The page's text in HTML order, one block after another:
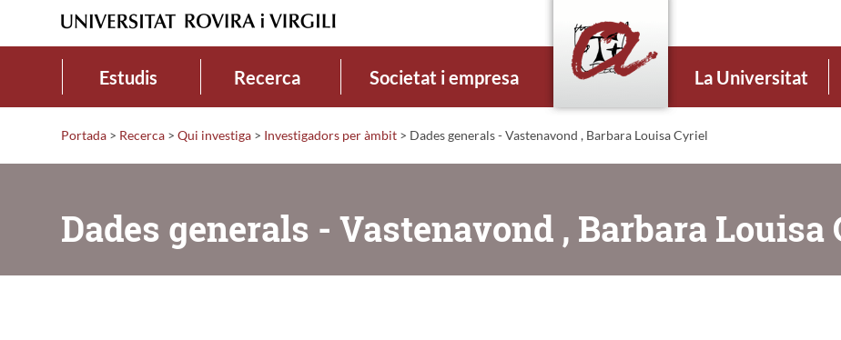
Estudis Recerca Societat i empresa La Universitat
Portada > Recerca > Qui investiga > Investigadors per àmbit > Dades generals - Vastenavond , Barbara Louisa Cyriel
Dades generals - Vastenavond , Barbara Louisa